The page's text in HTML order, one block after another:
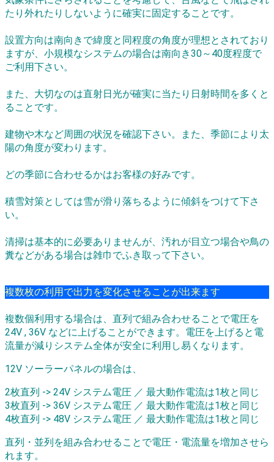
たり外れたりしないように確実に固定することです。
設置方向は南向きで緯度と同程度の角度が理想とされており
ますが、小規模なシステムの場合は南向き30～40度程度で
ご利用下さい。
また、大切なのは直射日光が確実に当たり日射時間を多くと
ることです。
建物や木など周囲の状況を確認下さい。また、季節により太
陽の角度が変わります。
どの季節に合わせるかはお客様の好みです。
積雪対策としては雪が滑り落ちるように傾斜をつけて下さ
い。
清掃は基本的に必要ありませんが、汚れが目立つ場合や鳥の
糞などがある場合は雑巾でふき取って下さい。
複数枚の利用で出力を変化させることが出来ます
複数個利用する場合は、直列で組み合わせることで電圧を
24V , 36V などに上げることができます。電圧を上げると電
流量が減りシステム全体が安全に利用し易くなります。
12V ソーラーパネルの場合は、
2枚直列 -> 24V システム電圧 ／ 最大動作電流は1枚と同じ
3枚直列 -> 36V システム電圧 ／ 最大動作電流は1枚と同じ
4枚直列 -> 48V システム電圧 ／ 最大動作電流は1枚と同じ
直列・並列を組み合わせることで電圧・電流量を増加させら
れます。